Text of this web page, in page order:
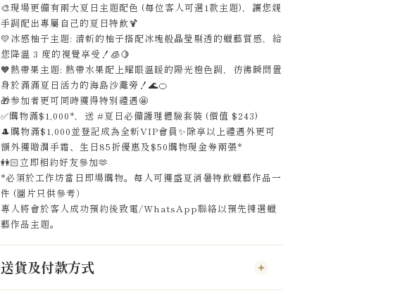
🎨現場更備有兩大夏日主題配色 (每位客人可選1款主題)，讓您親
手調配出專屬自己的夏日特飲🍹
💛冰感柚子主題: 清新的柚子搭配冰塊般晶瑩剔透的蠟藝質感，給
您降溫 3 度的視覺享受！ 🧊🍋
🧡熱帶果主題: 熱帶水果配上耀眼溫暖的陽光橙色調，彷彿瞬間置
身於滿滿夏日活力的海島沙灘旁！ 🌊🍊
🎁参加者更可同時獲得特別禮遇🤩
✅購物滿$1,000*，送 #夏日必備護理體驗套裝 (價值 $243)
🎩購物滿$1,000並登記成為全新VIP會員✨除享以上禮遇外更可
額外獲贈潤手霜、生日85折優惠及 $50購物現金劵兩張*
👭🏻立即相約好友參加🫶
*必須於工作坊當日即場購物。每人可獲盛夏消暑特飲蠟藝作品一
件 (圖片只供參考）
專人將會於客人成功預約後致電/WhatsApp聯絡以預先揀選蠟
藝作品主題。
送貨及付款方式